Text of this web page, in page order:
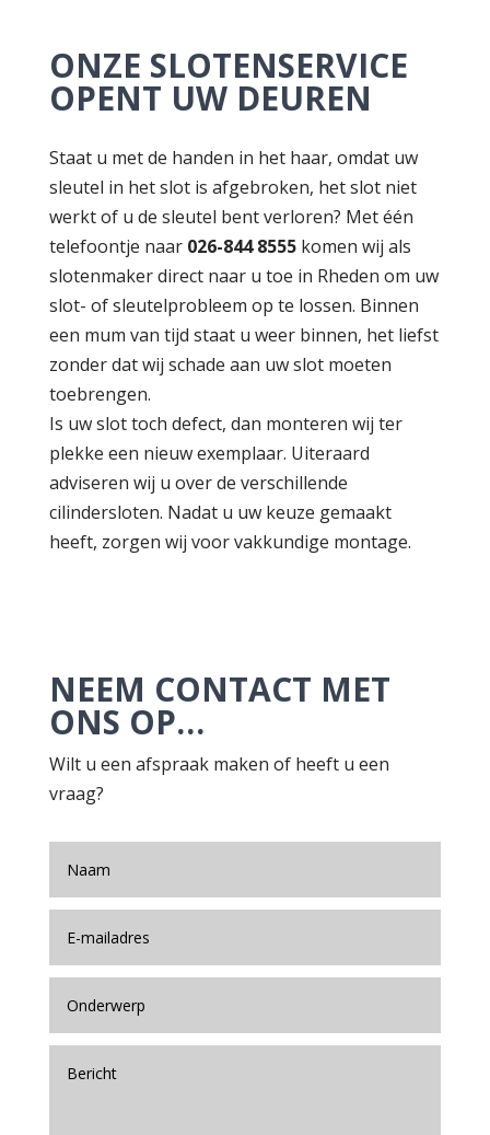
ONZE SLOTENSERVICE
OPENT UW DEUREN
Staat u met de handen in het haar, omdat uw
sleutel in het slot is afgebroken, het slot niet
werkt of u de sleutel bent verloren? Met één
telefoontje naar 026-844 8555 komen wij als
slotenmaker direct naar u toe in Rheden om uw
slot- of sleutelprobleem op te lossen. Binnen
een mum van tijd staat u weer binnen, het liefst
zonder dat wij schade aan uw slot moeten
toebrengen.
Is uw slot toch defect, dan monteren wij ter
plekke een nieuw exemplaar. Uiteraard
adviseren wij u over de verschillende
cilindersloten. Nadat u uw keuze gemaakt
heeft, zorgen wij voor vakkundige montage.
NEEM CONTACT MET
ONS OP…
Wilt u een afspraak maken of heeft u een
vraag?